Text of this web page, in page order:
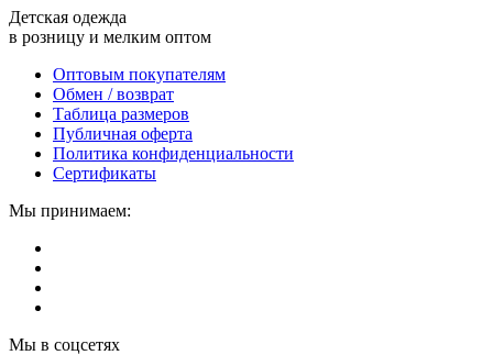
Детская одежда
в розницу и мелким оптом
Оптовым покупателям
Обмен / возврат
Таблица размеров
Публичная оферта
Политика конфиденциальности
Сертификаты
Мы принимаем:
Мы в соцсетях